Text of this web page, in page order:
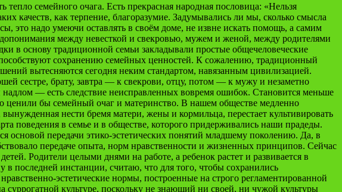
семейного очага. Есть прекрасная народная пословица: «Нельзя
качеств, как терпение, благоразумие. Задумывались ли мы, сколько смысла
это надо умеючи оставлять в своём доме, не извне искать помощь, а самим
между невесткой и свекровью, мужем и женой, между родителями
в основу традиционной семьи закладывали простые общечеловеческие
сохранению семейных ценностей. К сожалению, традиционный
вытесняются сегодня неким стандартом, навязанным цивилизацией.
сестре, брату, завтра — к свекрови, отцу, потом — к мужу и незаметно
— есть следствие неисправленных вовремя ошибок. Становится меньше
бы семейный очаг и материнство. В нашем обществе медленно
нести бремя матери, жены и кормильца, перестает культивировать
поведения в семье и в обществе, которого придерживались наши прадеды.
основой передачи этико-эстетических понятий младшему поколению. Да, в
передаче опыта, норм нравственности и жизненных принципов. Сейчас
Родители целыми днями на работе, а ребенок растет и развивается в
в последней инстанции, считаю, что для того, чтобы сохранились
эстетические нормы, построенные на строго регламентированной
культуре, поскольку не знающий ни своей, ни чужой культуры